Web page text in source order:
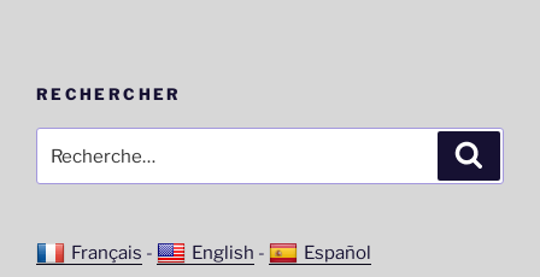
RECHERCHER
pour
Français - English - Español